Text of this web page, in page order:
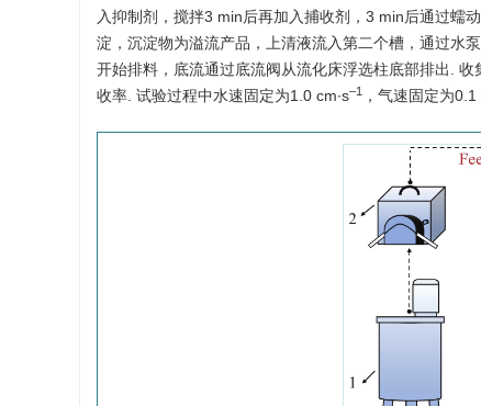
入抑制剂，搅拌3 min后再加入捕收剂，3 min后通过蠕
淀，沉淀物为溢流产品，上清液流入第二个槽，通过水
开始排料，底流通过底流阀从流化床浮选柱底部排出.
收率. 试验过程中水速固定为1.0 cm·s–1 ，气速固定为0.1